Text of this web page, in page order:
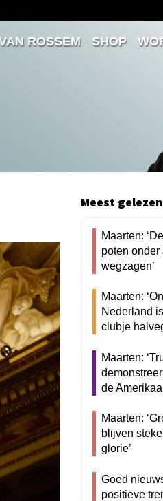
ROSSEM SHOP
Meest
Maarten:
poten onder
wegzagen’
Maarten:
Nederland
clubje
Maarten:
de
Maarten:
blijven
glorie’
Goed
positieve